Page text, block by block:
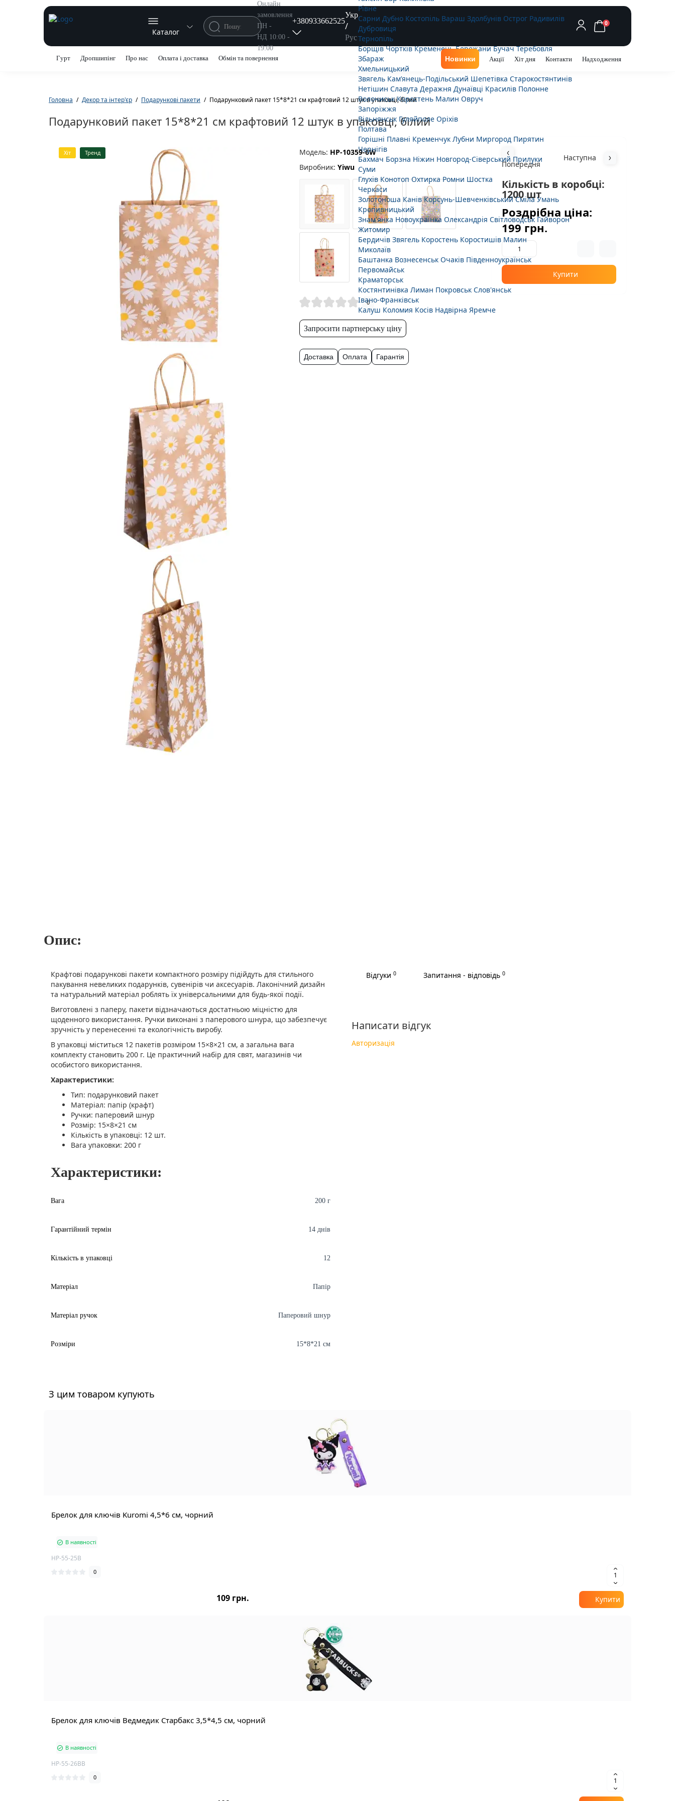
Каталог
Онлайн
замовлення
ПН -
НД 10:00 -
19:00
+380933662525
Укр
/
Рус
Рівне
Сарни Дубно Костопіль Вараш Здолбунів Острог Радивилів
Дубровиця
Тернопіль
Борщів Чортків Кременець Бережани Бучач Теребовля
Збараж
Хмельницький
Звягель Кам’янець-Подільський Шепетівка Старокостянтинів
Нетішин Славута Деражня Дунаївці Красилів Полонне
Волочиськ Коростень Малин Овруч
Запоріжжя
Вільнянськ Гуляйполе Оріхів
Полтава
Горішні Плавні Кременчук Лубни Миргород Пирятин
Чернігів
Бахмач Борзна Ніжин Новгород-Сіверський Прилуки
Суми
Глухів Конотоп Охтирка Ромни Шостка
Черкаси
Золотоноша Канів Корсунь-Шевченківський Сміла Умань
Кропивницький
Знам'янка Новоукраїнка Олександрія Світловодськ Гайворон
Житомир
Бердичів Звягель Коростень Коростишів Малин
Миколаїв
Баштанка Вознесенськ Очаків Південноукраїнськ
Первомайськ
Краматорськ
Костянтинівка Лиман Покровськ Слов'янськ
Івано-Франківськ
Калуш Коломия Косів Надвірна Яремче
0
Гурт Дропшипінг Про нас Оплата і доставка Обмін та повернення Новинки Акції Хіт дня Контакти Надходження
Головна Декор та інтер'єр Подарункові пакети Подарунковий пакет 15*8*21 см крафтовий 12 штук в упаковці, білий
Подарунковий пакет 15*8*21 см крафтовий 12 штук в упаковці, білий
Хіт Тренд Модель: HP-10359-6W
Виробник:Yiwu
0
Запросити партнерську ціну
Доставка Оплата Гарантія
Попередня
Наступна
Кількість в коробці:
1200 шт
Роздрібна ціна:
199 грн.
Купити
Опис:
Крафтові подарункові пакети компактного розміру підійдуть для стильного
пакування невеликих подарунків, сувенірів чи аксесуарів. Лаконічний дизайн
та натуральний матеріал роблять їх універсальними для будь-якої події.
Виготовлені з паперу, пакети відзначаються достатньою міцністю для
щоденного використання. Ручки виконані з паперового шнура, що забезпечує
зручність у перенесенні та екологічність виробу.
В упаковці міститься 12 пакетів розміром 15×8×21 см, а загальна вага
комплекту становить 200 г. Це практичний набір для свят, магазинів чи
особистого використання.
Характеристики:
Тип: подарунковий пакет
Матеріал: папір (крафт)
Ручки: паперовий шнур
Розмір: 15×8×21 см
Кількість в упаковці: 12 шт.
Вага упаковки: 200 г
Характеристики:
Вага 200 г
Гарантійний термін 14 днів
Кількість в упаковці 12
Матеріал Папір
Матеріал ручок Паперовий шнур
Розміри 15*8*21 см
Відгуки 0 Запитання - відповідь 0
Написати відгук
Авторизація
З цим товаром купують
Брелок для ключів Kuromi 4,5*6 см, чорний
В наявності
HP-55-25B
0
109 грн. Купити
Брелок для ключів Ведмедик Старбакс 3,5*4,5 см, чорний
В наявності
HP-55-26BB
0